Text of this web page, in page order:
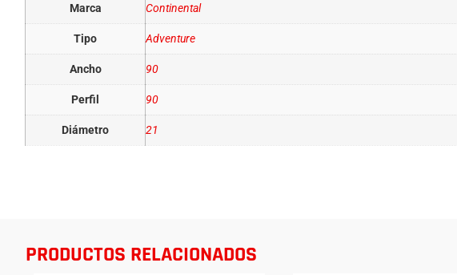
Marca Continental
Tipo Adventure
Ancho 90
Perfil 90
Diámetro 21
PRODUCTOS RELACIONADOS